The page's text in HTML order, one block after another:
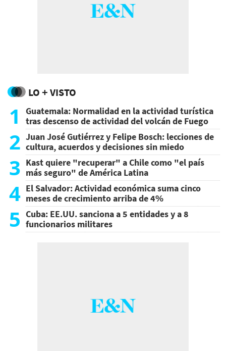
LO + VISTO
1
Guatemala: Normalidad en la actividad turística
tras descenso de actividad del volcán de Fuego
2 Juan José Gutiérrez y Felipe Bosch: lecciones de
cultura, acuerdos y decisiones sin miedo
3 Kast quiere "recuperar" a Chile como "el país
más seguro" de América Latina
4 El Salvador: Actividad económica suma cinco
meses de crecimiento arriba de 4%
5 Cuba: EE.UU. sanciona a 5 entidades y a 8
funcionarios militares